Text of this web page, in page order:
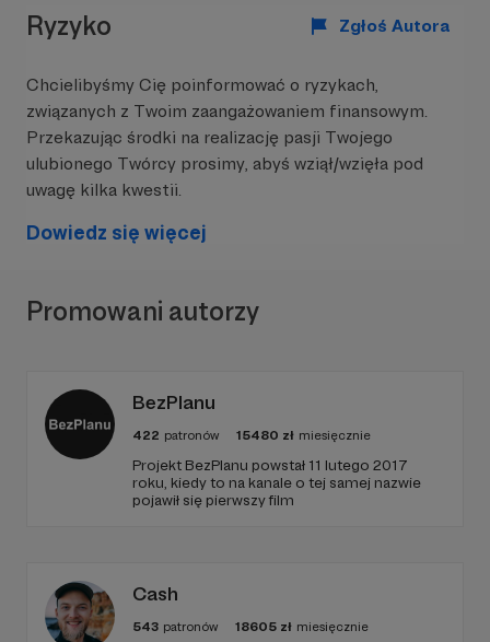
Ryzyko Zgłoś Autora
Chcielibyśmy Cię poinformować o ryzykach,
związanych z Twoim zaangażowaniem finansowym.
Przekazując środki na realizację pasji Twojego
ulubionego Twórcy prosimy, abyś wziął/wzięła pod
uwagę kilka kwestii.
Dowiedz się więcej
Promowani autorzy
BezPlanu
422 patronów 15480 zł miesięcznie
Projekt BezPlanu powstał 11 lutego 2017
roku, kiedy to na kanale o tej samej nazwie
pojawił się pierwszy film
Cash
543 patronów 18605 zł miesięcznie